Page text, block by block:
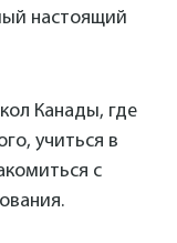
настоящий
Канады, где
учиться в
с